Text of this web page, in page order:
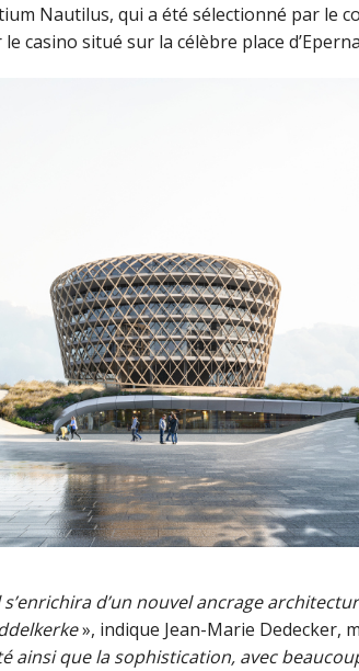
Nautilus, qui a été sélectionné par le
casino situé sur la célèbre place
d’un nouvel ancrage
», indique Jean-Marie Dedecker,
ainsi que la sophistication, avec